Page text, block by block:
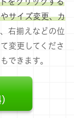
サイズ変更、カ
右揃えなどの位
変更してくださ
できます。
へ